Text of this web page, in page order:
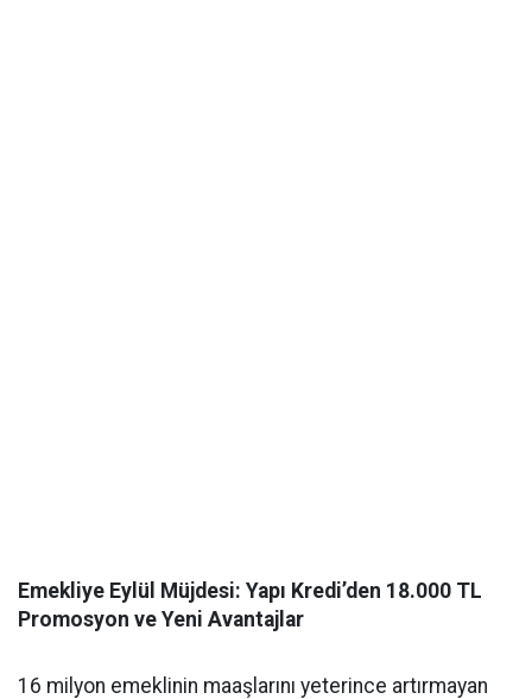
Emekliye Eylül Müjdesi: Yapı Kredi’den 18.000 TL
Promosyon ve Yeni Avantajlar
16 milyon emeklinin maaşlarını yeterince artırmayan